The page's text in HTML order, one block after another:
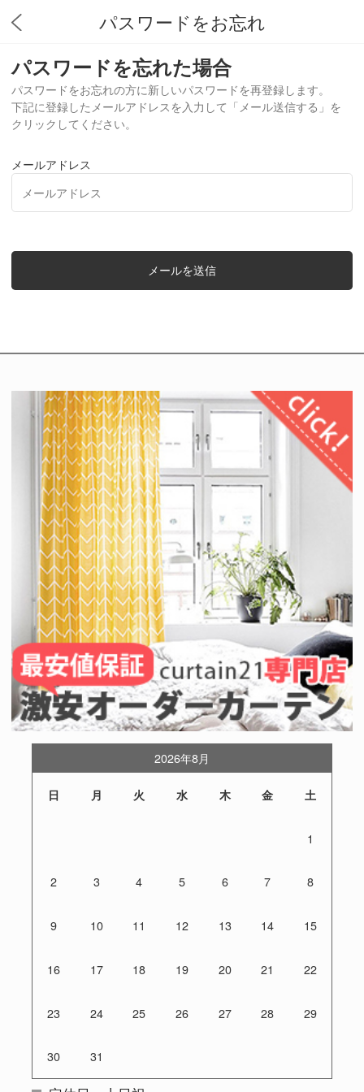
パスワードをお忘れ
パスワードを忘れた場合
パスワードをお忘れの方に新しいパスワードを再登録します。
下記に登録したメールアドレスを入力して「メール送信する」を
クリックしてください。
メールアドレス
メールを送信
2026年8月
日 月 火 水 木 金 土
1
2 3 4 5 6 7 8
9 10 11 12 13 14 15
16 17 18 19 20 21 22
23 24 25 26 27 28 29
30 31